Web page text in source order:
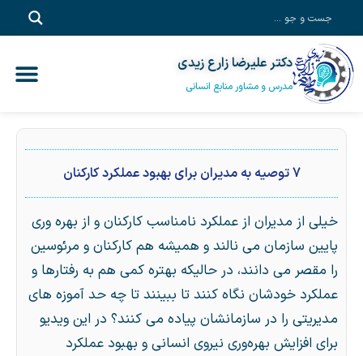
دکتر علیرضا زارع زیدی
مدرس و مشاور منابع انسانی
7 توصیه به مدیران برای بهبود عملکرد کارکنان
خیلی از مدیران از عملکرد نامناسب کارکنان و از بهره وری
پایین سازمان می نالند و همیشه هم کارکنان و مرئوسین
را مقصر می دانند، در حالیکه بهتره کمی هم به رفتارها و
عملکرد خودشان نگاه کنند تا ببینند تا چه حد آموزه های
مدیریتی را در سازمانشان پیاده می کنند؟ در این ویدیو
برای افزایش بهره‌وری نیروی انسانی و بهبود عملکرد